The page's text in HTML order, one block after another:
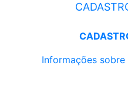
Informações